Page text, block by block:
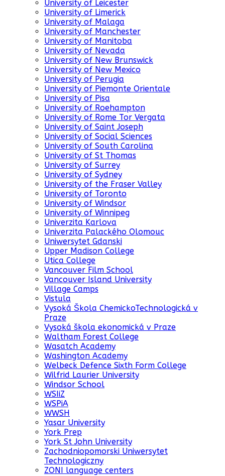
University of Leicester
University of Limerick
University of Malaga
University of Manchester
University of Manitoba
University of Nevada
University of New Brunswick
University of New Mexico
University of Perugia
University of Piemonte Orientale
University of Pisa
University of Roehampton
University of Rome Tor Vergata
University of Saint Joseph
University of Social Sciences
University of South Carolina
University of St Thomas
University of Surrey
University of Sydney
University of the Fraser Valley
University of Toronto
University of Windsor
University of Winnipeg
Univerzita Karlova
Univerzita Palackého Olomouc
Uniwersytet Gdanski
Upper Madison College
Utica College
Vancouver Film School
Vancouver Island University
Village Camps
Vistula
Vysoká Škola ChemickoTechnologická v
Praze
Vysoká škola ekonomická v Praze
Waltham Forest College
Wasatch Academy
Washington Academy
Welbeck Defence Sixth Form College
Wilfrid Laurier University
Windsor School
WSIiZ
WSPiA
WWSH
Yasar University
York Prep
York St John University
Zachodniopomorski Uniwersytet
Technologiczny
ZONI language centers